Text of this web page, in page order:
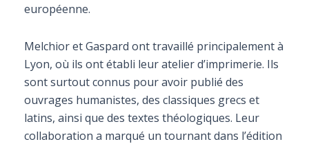
européenne.
Melchior et Gaspard ont travaillé principalement à
Lyon, où ils ont établi leur atelier d’imprimerie. Ils
sont surtout connus pour avoir publié des
ouvrages humanistes, des classiques grecs et
latins, ainsi que des textes théologiques. Leur
collaboration a marqué un tournant dans l’édition